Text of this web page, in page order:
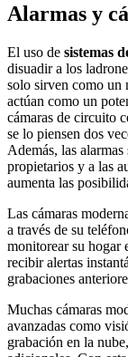
Alarmas y
El uso de sistemas
disuadir a los
solo sirven como un
actúan como un
cámaras de circuito
se lo piensen dos
Además, las
propietarios y a las
aumenta las
Las cámaras
a través de su
monitorear su hogar
recibir alertas
grabaciones
Muchas cámaras
avanzadas como
grabación en la